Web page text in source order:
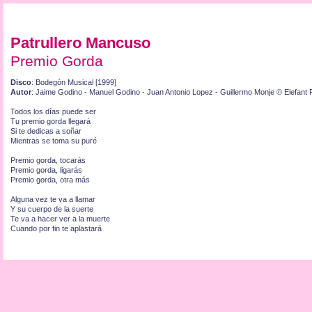
Patrullero Mancuso
Premio Gorda
Disco: Bodegón Musical [1999]
Autor: Jaime Godino - Manuel Godino - Juan Antonio Lopez - Guillermo Monje © Elefant
Todos los días puede ser
Tu premio gorda llegará
Si te dedicas a soñar
Mientras se toma su puré
Premio gorda, tocarás
Premio gorda, ligarás
Premio gorda, otra más
Alguna vez te va a llamar
Y su cuerpo de la suerte
Te va a hacer ver a la muerte
Cuando por fin te aplastará